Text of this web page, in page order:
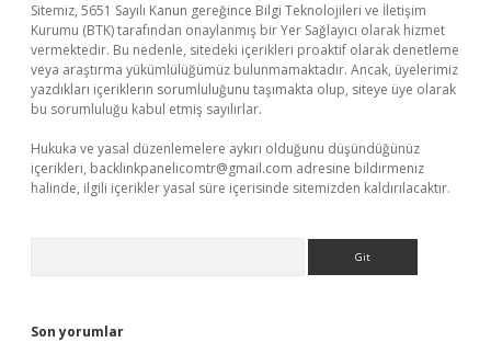
Sitemiz, 5651 Sayılı Kanun gereğince Bilgi Teknolojileri ve İletişim
Kurumu (BTK) tarafından onaylanmış bir Yer Sağlayıcı olarak hizmet
vermektedir. Bu nedenle, sitedeki içerikleri proaktif olarak denetleme
veya araştırma yükümlülüğümüz bulunmamaktadır. Ancak, üyelerimiz
yazdıkları içeriklerin sorumluluğunu taşımakta olup, siteye üye olarak
bu sorumluluğu kabul etmiş sayılırlar.
Hukuka ve yasal düzenlemelere aykırı olduğunu düşündüğünüz
içerikleri, backlinkpanelicomtr@gmail.com adresine bildirmeniz
halinde, ilgili içerikler yasal süre içerisinde sitemizden kaldırılacaktır.
Son yorumlar